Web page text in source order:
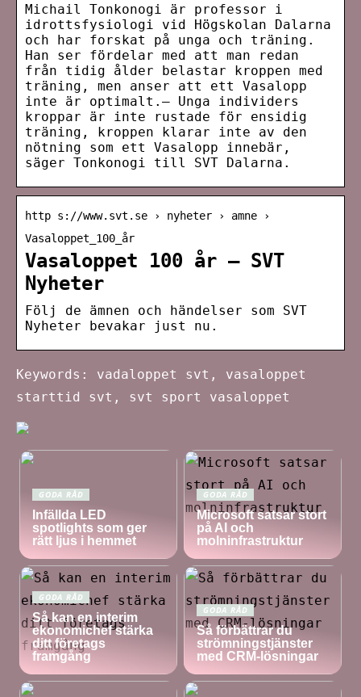
Michail Tonkonogi är professor i
idrottsfysiologi vid Högskolan Dalarna
och har forskat på unga och träning.
Han ser fördelar med att man redan
från tidig ålder belastar kroppen med
träning, men anser att ett Vasalopp
inte är optimalt.– Unga individers
kroppar är inte rustade för ensidig
träning, kroppen klarar inte av den
nötning som ett Vasalopp innebär,
säger Tonkonogi till SVT Dalarna.
http s://www.svt.se › nyheter › amne ›
Vasaloppet_100_år
Vasaloppet 100 år – SVT
Nyheter
Följ de ämnen och händelser som SVT
Nyheter bevakar just nu.
Keywords: vadaloppet svt, vasaloppet
starttid svt, svt sport vasaloppet
GODA RÅD
Infällda LED
spotlights som ger
rätt ljus i hemmet
GODA RÅD
Microsoft satsar stort
på AI och
molninfrastruktur
GODA RÅD
Så kan en interim
ekonomichef stärka
ditt företags
framgång
GODA RÅD
Så förbättrar du
strömningstjänster
med CRM-lösningar